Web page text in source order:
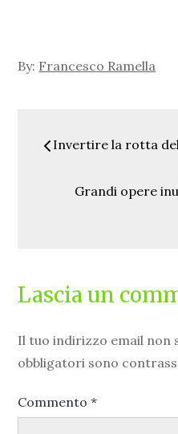
By: Francesco Ramella
articoli
Invertire la rotta
Grandi opere
Lascia un
Il tuo indirizzo email non
obbligatori sono
Commento*